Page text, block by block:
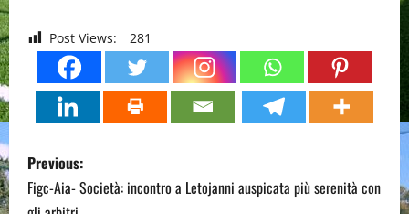
Post Views: 281
P
o
Previous:
Figc-Aia- Società: incontro a Letojanni auspicata più serenità con